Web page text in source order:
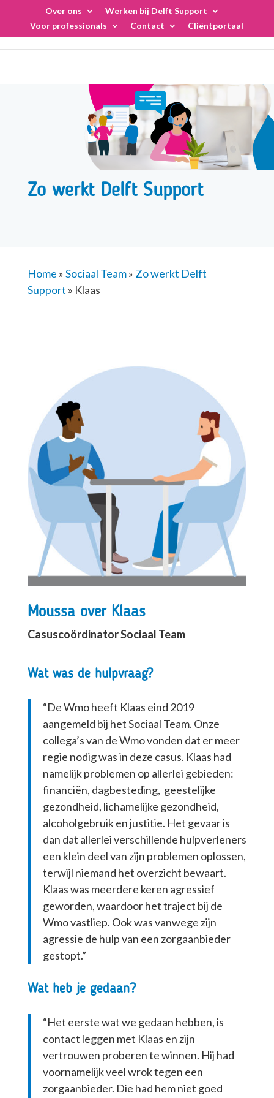
content
Over ons
Werken bij Delft Support
Voor professionals
Contact Cliëntportaal
Zo werkt Delft Support
Home »Sociaal Team» Zo werkt Delft
Support » Klaas
Moussa over Klaas
Casuscoördinator Sociaal Team
Wat was de hulpvraag?
“De Wmo heeft Klaas eind 2019
aangemeld bij het Sociaal Team. Onze
collega’s van de Wmo vonden dat er meer
regie nodig was in deze casus. Klaas had
namelijk problemen op allerlei gebieden:
financiën, dagbesteding, geestelijke
gezondheid, lichamelijke gezondheid,
alcoholgebruik en justitie. Het gevaar is
dan dat allerlei verschillende hulpverleners
een klein deel van zijn problemen oplossen,
terwijl niemand het overzicht bewaart.
Klaas was meerdere keren agressief
geworden, waardoor het traject bij de
Wmo vastliep. Ook was vanwege zijn
agressie de hulp van een zorgaanbieder
gestopt.”
Wat heb je gedaan?
“Het eerste wat we gedaan hebben, is
contact leggen met Klaas en zijn
vertrouwen proberen te winnen. Hij had
voornamelijk veel wrok tegen een
zorgaanbieder. Die had hem niet goed